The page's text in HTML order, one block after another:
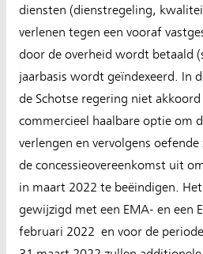
diensten (dienstregeling,
verlenen tegen een vooraf
door de overheid wordt betaald
jaarbasis wordt geïndexeerd. In
de Schotse regering niet
commercieel haalbare optie om
verlengen en vervolgens
de concessieovereenkomst uit
in maart 2022 te beëindigen.
gewijzigd met een EMA- en een
februari 2022 en voor de